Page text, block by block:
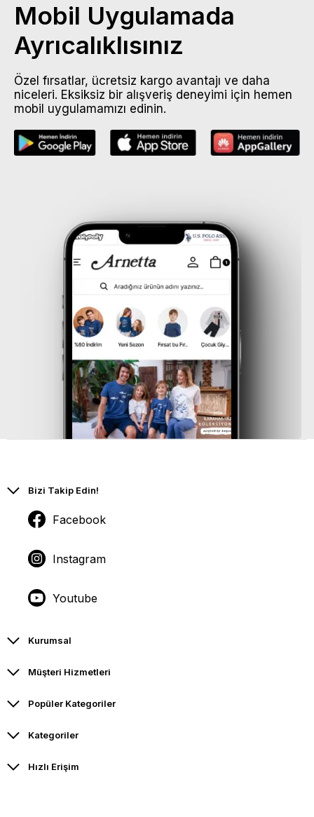
Mobil Uygulamada
Ayrıcalıklısınız
Özel fırsatlar, ücretsiz kargo avantajı ve daha
niceleri. Eksiksiz bir alışveriş deneyimi için hemen
mobil uygulamamızı edinin.
Bizi Takip Edin!
Facebook
Instagram
Youtube
Kurumsal
Müşteri Hizmetleri
Popüler Kategoriler
Kategoriler
Hızlı Erişim